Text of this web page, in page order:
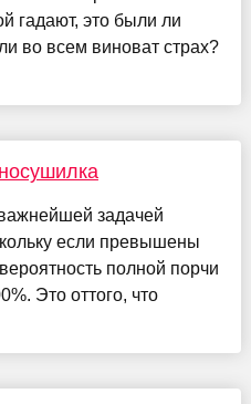
гадают, это были ли
во всем виноват страх?
задачей
если превышены
полной порчи
Это оттого, что